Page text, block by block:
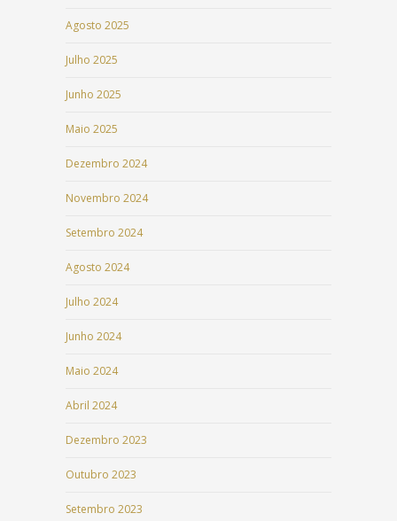
Agosto 2025
Julho 2025
Junho 2025
Maio 2025
Dezembro 2024
Novembro 2024
Setembro 2024
Agosto 2024
Julho 2024
Junho 2024
Maio 2024
Abril 2024
Dezembro 2023
Outubro 2023
Setembro 2023